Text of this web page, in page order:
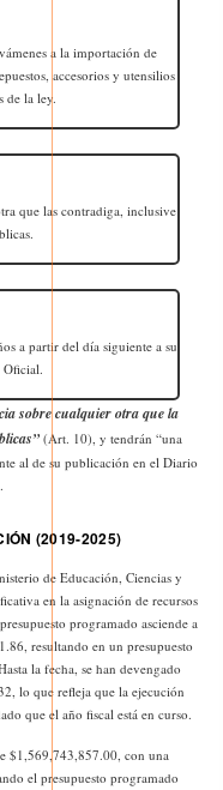
a la importación de
accesorios y utensilios
de la ley.
que las contradiga, inclusive
a partir del día siguiente a su
sobre cualquier otra que la
(Art. 10), y tendrán “una
al de su publicación en el Diario
(2019-2025)
de Educación, Ciencias y
en la asignación de recursos
programado asciende a
resultando en un presupuesto
la fecha, se han devengado
lo que refleja que la ejecución
que el año fiscal está en curso.
$1,569,743,857.00, con una
el presupuesto programado